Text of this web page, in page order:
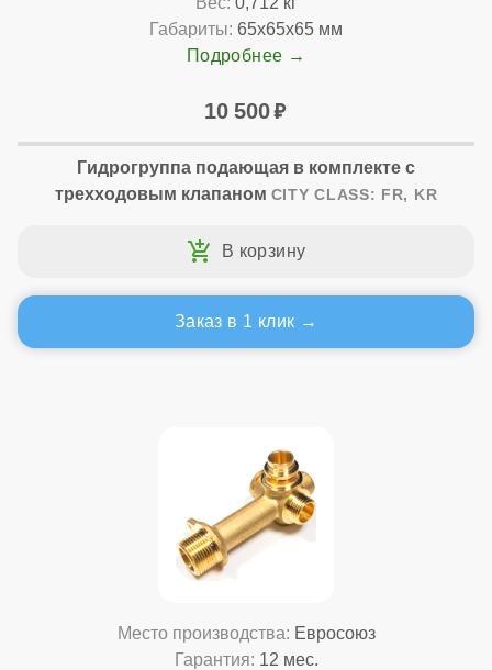
Габариты: 65x65x65 мм
Подробнее
10 500
Гидрогруппа подающая в комплекте с
трехходовым клапаном CITY CLASS: FR, KR
Заказ в 1 клик
Место производства: Евросоюз
Гарантия: 12 мес.